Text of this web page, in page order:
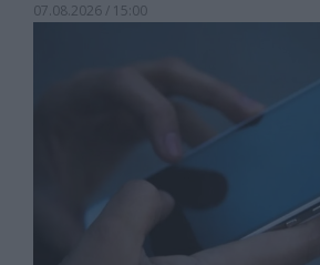
07.08.2026 / 15:00